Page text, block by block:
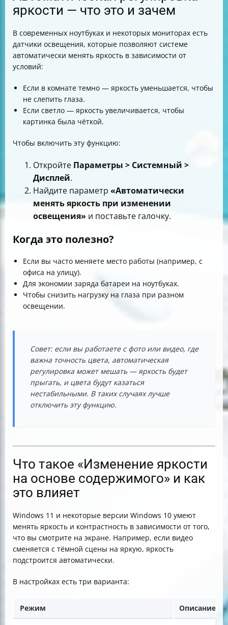
яркости — что это и зачем
В современных ноутбуках и некоторых мониторах есть
датчики освещения, которые позволяют системе
автоматически менять яркость в зависимости от
условий:
Если в комнате темно — яркость уменьшается, чтобы
не слепить глаза.
Если светло — яркость увеличивается, чтобы
картинка была чёткой.
Чтобы включить эту функцию:
Откройте Параметры > Системный >
Дисплей.
Найдите параметр «Автоматически
менять яркость при изменении
освещения» и поставьте галочку.
Когда это полезно?
Если вы часто меняете место работы (например, с
офиса на улицу).
Для экономии заряда батареи на ноутбуках.
Чтобы снизить нагрузку на глаза при разном
освещении.
Совет: если вы работаете с фото или видео, где
важна точность цвета, автоматическая
регулировка может мешать — яркость будет
прыгать, и цвета будут казаться
нестабильными. В таких случаях лучше
отключить эту функцию.
Что такое «Изменение яркости
на основе содержимого» и как
это влияет
Windows 11 и некоторые версии Windows 10 умеют
менять яркость и контрастность в зависимости от того,
что вы смотрите на экране. Например, если видео
сменяется с тёмной сцены на яркую, яркость
подстроится автоматически.
В настройках есть три варианта:
Режим Описание